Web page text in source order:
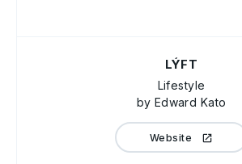
LÝFT
Lifestyle
by Edward Kato
Website